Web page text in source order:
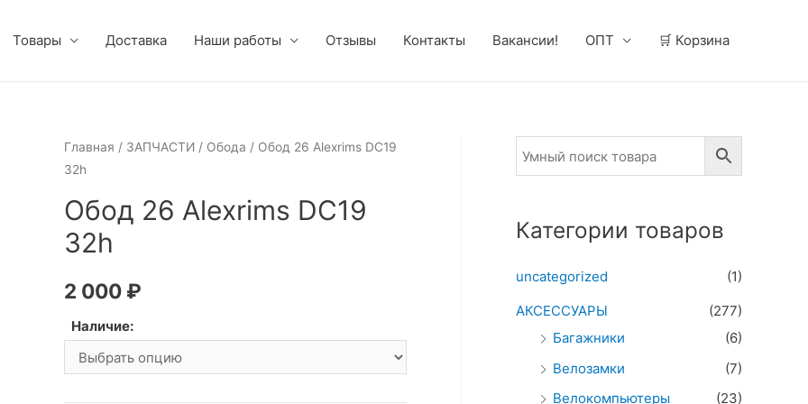
Товары Доставка Наши работы Отзывы Контакты Вакансии! ОПТ 🛒 Корзина
Главная / ЗАПЧАСТИ / Обода / Обод 26 Alexrims DC19
32h
Обод 26 Alexrims DC19
32h
2 000 ₽
Наличие:
Категории товаров
uncategorized
(1)
АКСЕССУАРЫ
(277)
Багажники
(6)
Велозамки
(7)
Велокомпьютеры
(23)